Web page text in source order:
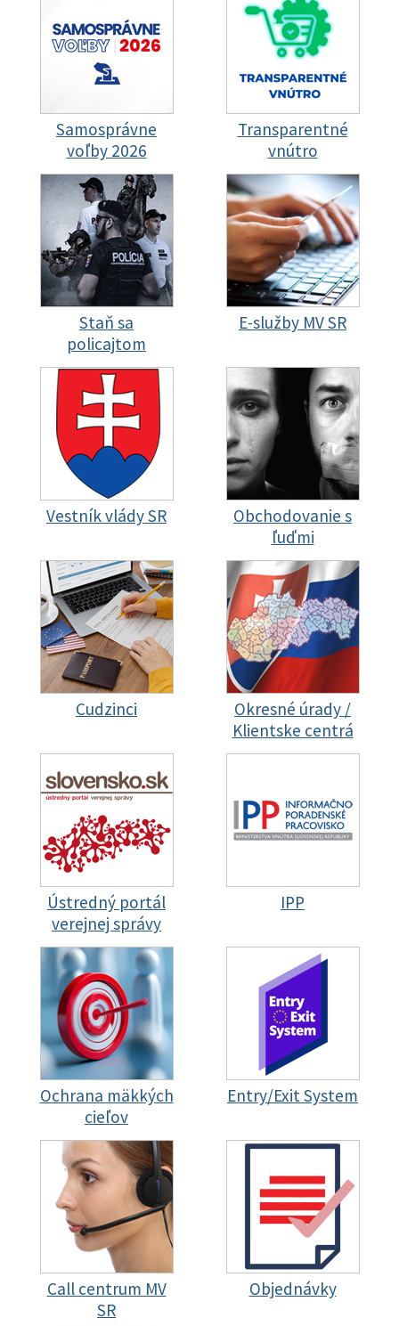
Samosprávne
voľby 2026
Transparentné
vnútro
Staň sa
policajtom
E-služby MV SR
Vestník vlády SR
Obchodovanie s
ľuďmi
Cudzinci
Okresné úrady /
Klientske centrá
Ústredný portál
verejnej správy
IPP
Ochrana mäkkých
cieľov
Entry/Exit System
Call centrum MV
SR
Objednávky